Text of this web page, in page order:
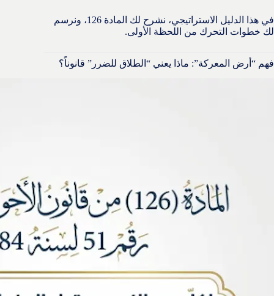
في هذا الدليل الاستراتيجي، نشرح لك المادة 126، ونرسم
لك خطوات التحرك من اللحظة الأولى.
فهم “أرض المعركة”: ماذا يعني “الطلاق للضرر” قانوناً؟